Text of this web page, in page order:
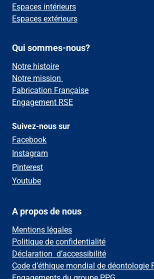
Espaces intérieurs
Espaces extérieurs
Qui sommes-nous?
Notre histoire
Notre mission
Fabrication Française
Engagement RSE
Suivez-nous sur
Facebook
Instagram
Pinterest
Youtube
A propos de nous
Mentions légales
Politique de confidentialité
Déclaration d’accessibilité
Code d’éthique mondial de déontologie